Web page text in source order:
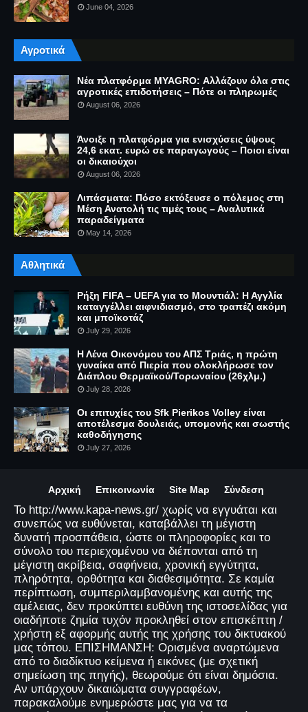
June 04, 2026
Αγροτικά
Νέα πλατφόρμα MYAGRO: Αλλάζουν όλα στις
αγροτικές επιδοτήσεις – Πότε οι πληρωμές
August 06, 2026
Άνοιξε η πλατφόρμα για ενισχύσεις ύψους
24,6 εκατ. ευρώ σε παραγωγούς – Ποιοι είναι
οι δικαιούχοι
August 06, 2026
Λιπάσματα: Πόσο εκτόξευσε ο πόλεμος στη
Μέση Ανατολή τις τιμές τους – Αναλυτικά
παραδείγματα
May 14, 2026
Αθλητικά
Ρήξη FIFA – UEFA για το Μουντιάλ: Η Αγγλία
καταγγέλλει αιφνιδιασμό, στο τραπέζι ακόμη
και μποϊκοτάζ
July 29, 2026
Η Λένα Οικονόμου του ΑΠΣ Τριάς, η πρώτη
γυναίκα από Πιερία που ολοκλήρωσε τον
Διάπλου Θερμαϊκού/Τορωναίου (26χλμ.)
July 28, 2026
Οι επιτυχίες του Sfk Pierikos Volley είναι
αποτέλεσμα δουλειάς, υπομονής και σωστής
καθοδήγησης
July 27, 2026
Αρχική Επικοινωνία Site Map Σύνδεση
Το http://www.kapa-news.gr/ χωρίς να εγγυάται και
συνεπώς να ευθύνεται, καταβάλλει τη μέγιστη
δυνατή προσπάθεια, ώστε οι πληροφορίες και το
σύνολο του περιεχομένου να διέπονται από τη
μέγιστη ακρίβεια, σαφήνεια, χρονική εγγύτητα,
πληρότητα, ορθότητα και διαθεσιμότητα. Σε καμία
περίπτωση, συμπεριλαμβανομένης και αυτής της
αμέλειας, δεν προκύπτει ευθύνη της ιστοσελίδας για
οιαδήποτε ζημία τυχόν προκληθεί στον επισκέπτη /
χρήστη εξ αφορμής αυτής της χρήσης του δικτυακού
μας τόπου. ΕΠΙΣΗΜΑΝΣΗ: Ορισμένα αναρτώμενα
από το διαδίκτυο κείμενα ή εικόνες (με σχετική
σημείωση της πηγής), θεωρούμε ότι είναι δημόσια.
Αν υπάρχουν δικαιώματα συγγραφέων,
παρακαλούμε ενημερώστε μας για να τα